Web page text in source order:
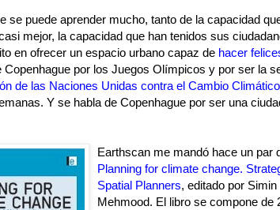
se puede aprender mucho, tanto de la capacidad
mejor, la capacidad que han tenidos sus
en ofrecer un espacio urbano capaz de hacer
Copenhague por los Juegos Olímpicos y por ser la
de las Naciones Unidas contra el Cambio
Y se habla de Copenhague por ser una
Earthscan me mandó hace un par
Planning for climate change.
Spatial Planners, editado por
Mehmood. El libro se compone de